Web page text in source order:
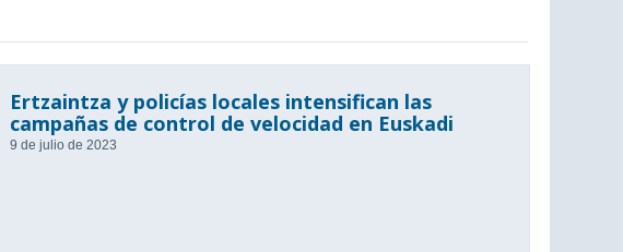
Ertzaintza y policías locales intensifican las
campañas de control de velocidad en Euskadi
9 de julio de 2023